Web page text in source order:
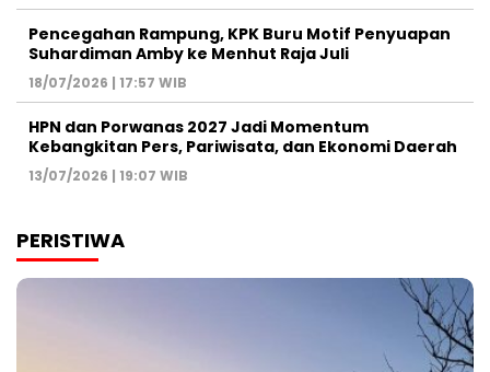
Pencegahan Rampung, KPK Buru Motif Penyuapan
Suhardiman Amby ke Menhut Raja Juli
18/07/2026 | 17:57 WIB
HPN dan Porwanas 2027 Jadi Momentum
Kebangkitan Pers, Pariwisata, dan Ekonomi Daerah
13/07/2026 | 19:07 WIB
PERISTIWA